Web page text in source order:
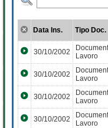
Data Ins. Tipo Doc.
30/10/2002
Lavoro
30/10/2002
Lavoro
30/10/2002
Lavoro
30/10/2002
Lavoro